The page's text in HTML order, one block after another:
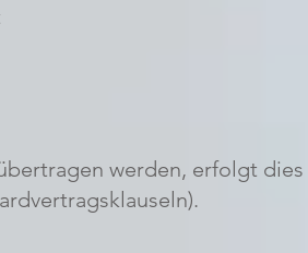
werden, erfolgt